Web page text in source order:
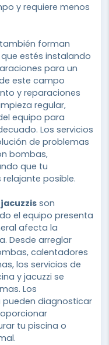
y requiere menos
también forman
estés instalando
para un
este campo
y reparaciones
regular,
equipo para
Los servicios
de problemas
bombas,
que tu
posible.
son
el equipo presenta
afecta la
Desde arreglar
calentadores
los servicios de
y jacuzzi se
Los
diagnosticar
tu piscina o